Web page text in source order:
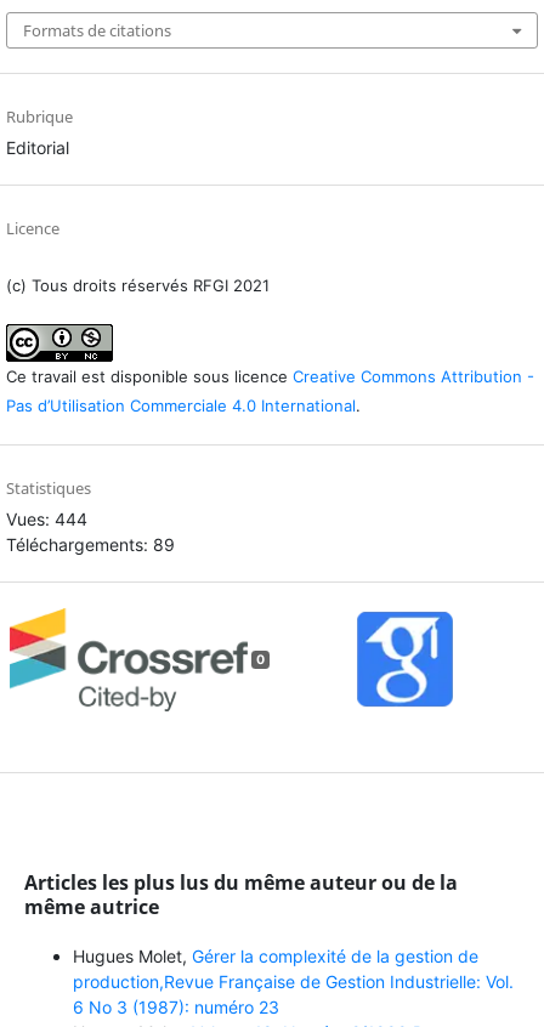
Formats de citations
Rubrique
Editorial
Licence
(c) Tous droits réservés RFGI 2021
Ce travail est disponible sous licence Creative Commons Attribution -
Pas d’Utilisation Commerciale 4.0 International.
Statistiques
Vues: 444
Téléchargements: 89
0
Articles les plus lus du même auteur ou de la
même autrice
Hugues Molet, Gérer la complexité de la gestion de
production,Revue Française de Gestion Industrielle: Vol.
6 No 3 (1987): numéro 23